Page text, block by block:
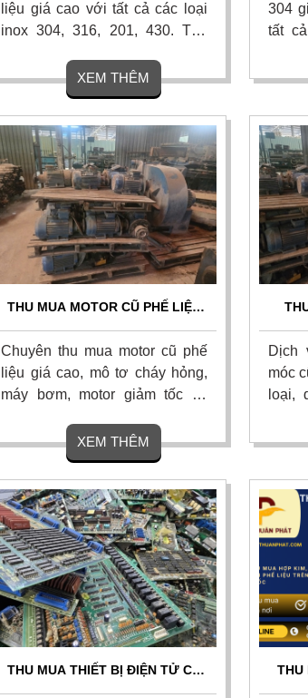
liệu giá cao với tất cả các loại
inox 304, 316, 201, 430. Thu
nhà máy, công trình. Quy trình
cân đo uy tín, thanh toán nhanh.
Hoa hồng cao. Liên hệ ngay để
nhận báo giá hôm nay!
XEM THÊM
304
tất
Quy
toán
hệ
nay!
THU MUA MOTOR CŨ PHẾ LIỆU
TOÀN QUỐC
Chuyên thu mua motor cũ phế
liệu giá cao, mô tơ cháy hỏng,
máy bơm, motor giảm tốc và
mua tận nơi. Thanh toán tiền
mặt nhanh gọn, bốc xếp trong
ngày, có hoa hồng cao. Liên hệ
ngay.
XEM THÊM
Dịch
móc
loại,
giá
miễn
THU MUA THIẾT BỊ ĐIỆN TỬ CŨ
THU